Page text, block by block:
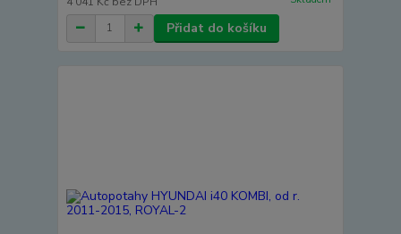
Přidat do košíku